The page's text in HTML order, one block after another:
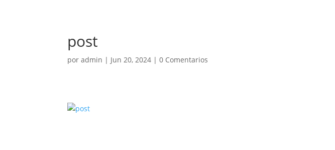
post
poradmin | Jun 20, 2024 |0 Comentarios